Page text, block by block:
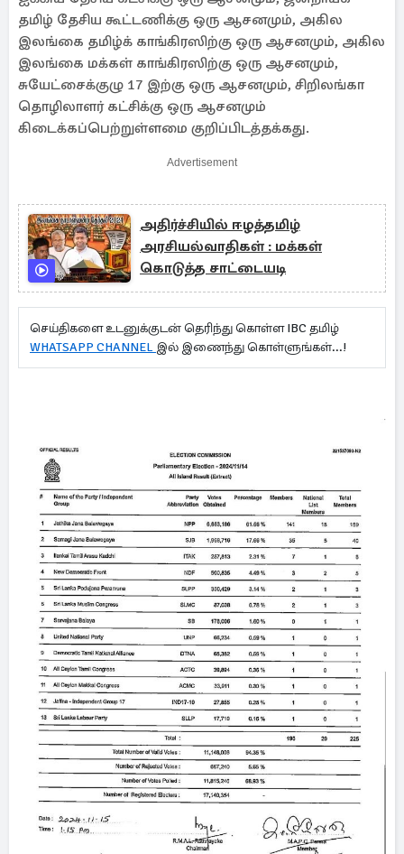
தமிழ் தேசிய கூட்டணிக்கு ஒரு ஆசனமும், அகில
இலங்கை தமிழ்க் காங்கிரஸிற்கு ஒரு ஆசனமும், அகில
இலங்கை மக்கள் காங்கிரஸிற்கு ஒரு ஆசனமும்,
சுயேட்சைக்குழு 17 இற்கு ஒரு ஆசனமும், சிறிலங்கா
தொழிலாளர் கட்சிக்கு ஒரு ஆசனமும்
கிடைக்கப்பெற்றுள்ளமை குறிப்பிடத்தக்கது.
Advertisement
அதிர்ச்சியில் ஈழத்தமிழ்
அரசியல்வாதிகள் : மக்கள்
கொடுத்த சாட்டையடி
செய்திகளை உடனுக்குடன் தெரிந்து கொள்ள IBC தமிழ்
WHATSAPP CHANNEL இல் இணைந்து கொள்ளுங்கள்...!